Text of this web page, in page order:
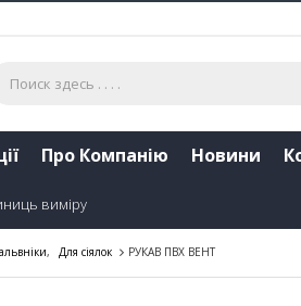
Про Компанію Новини
виміру
, Для сіялок РУКАВ ПВХ ВЕНТ